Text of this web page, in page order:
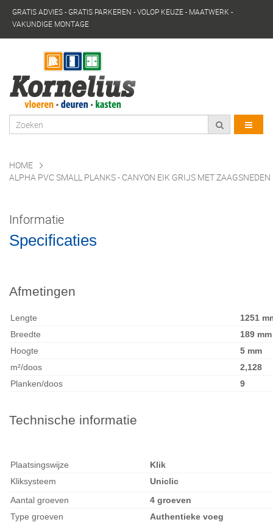
GRATIS ADVIES - GRATIS PARKEREN - VOLOP KEUZE - MAATWERK -
VAKUNDIGE MONTAGE
HOME
ALPHA PVC SMALL PLANKS - CANYON EIK GRIJS MET
Informatie
Specificaties
Afmetingen
Lengte
1251
Breedte
189 mm
Hoogte
5 mm
m²/doos
2,128
Planken/doos
9
Technische informatie
Plaatsingswijze
Klik
Kliksysteem
Uniclic
Aantal groeven
4 groeven
Type groeven
Authentieke voeg